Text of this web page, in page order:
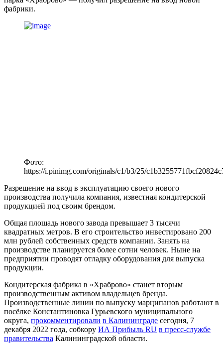
фабрики.
Фото:
https://i.pinimg.com/originals/c1/b3/25/
Разрешение на ввод в эксплуатацию своего нового
производства получила компания, известная кондитерской
продукцией под своим брендом.
Общая площадь нового завода превышает 3 тысячи
квадратных метров. В его строительство инвестировано 200
млн рублей собственных средств компании. Занять на
производстве планируется более сотни человек. Ныне на
предприятии проводят отладку оборудования для выпуска
продукции.
Кондитерская фабрика в «Храброво» станет вторым
производственным активом владельцев бренда.
Производственные линии по выпуску марципанов работают в
посёлке Константиновка Гурьевского муниципального
округа, прокомментировали в Калининграде сегодня, 7
декабря 2022 года, собкору ИА Прибыль RU в пресс-службе
правительства Калининградской области.